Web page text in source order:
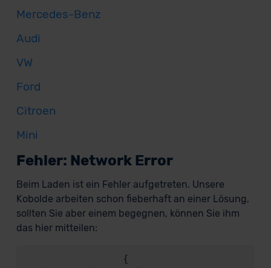
Mercedes-Benz
Audi
VW
Ford
Citroen
Mini
Fehler: Network Error
Beim Laden ist ein Fehler aufgetreten. Unsere
Kobolde arbeiten schon fieberhaft an einer Lösung,
sollten Sie aber einem begegnen, können Sie ihm
das hier mitteilen: